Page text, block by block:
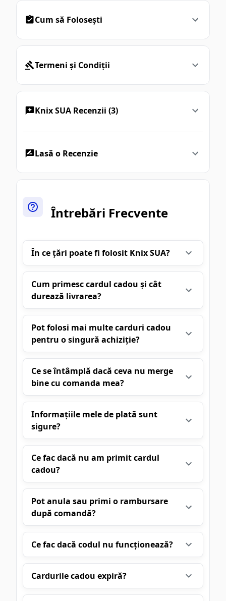
Cum să Folosești
Termeni și Condiții
Knix SUA Recenzii (3)
Lasă o Recenzie
Întrebări Frecvente
În ce țări poate fi folosit Knix SUA?
Cum primesc cardul cadou și cât
durează livrarea?
Pot folosi mai multe carduri cadou
pentru o singură achiziție?
Ce se întâmplă dacă ceva nu merge
bine cu comanda mea?
Informațiile mele de plată sunt
sigure?
Ce fac dacă nu am primit cardul
cadou?
Pot anula sau primi o rambursare
după comandă?
Ce fac dacă codul nu funcționează?
Cardurile cadou expiră?